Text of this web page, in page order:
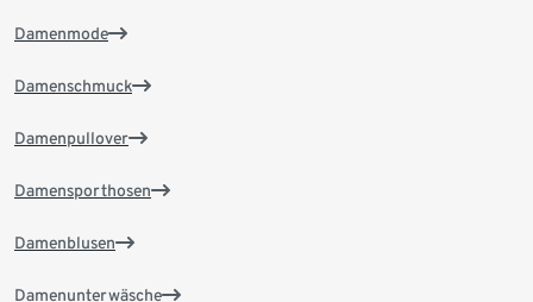
Damenmode
Damenschmuck
Damenpullover
Damensporthosen
Damenblusen
Damenunterwäsche